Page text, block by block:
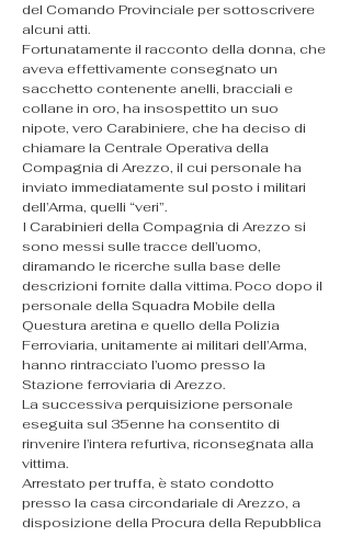
del Comando Provinciale per sottoscrivere
alcuni atti.
Fortunatamente il racconto della donna, che
aveva effettivamente consegnato un
sacchetto contenente anelli, bracciali e
collane in oro, ha insospettito un suo
nipote, vero Carabiniere, che ha deciso di
chiamare la Centrale Operativa della
Compagnia di Arezzo, il cui personale ha
inviato immediatamente sul posto i militari
dell’Arma, quelli “veri”.
I Carabinieri della Compagnia di Arezzo si
sono messi sulle tracce dell’uomo,
diramando le ricerche sulla base delle
descrizioni fornite dalla vittima. Poco dopo il
personale della Squadra Mobile della
Questura aretina e quello della Polizia
Ferroviaria, unitamente ai militari dell’Arma,
hanno rintracciato l’uomo presso la
Stazione ferroviaria di Arezzo.
La successiva perquisizione personale
eseguita sul 35enne ha consentito di
rinvenire l’intera refurtiva, riconsegnata alla
vittima.
Arrestato per truffa, è stato condotto
presso la casa circondariale di Arezzo, a
disposizione della Procura della Repubblica